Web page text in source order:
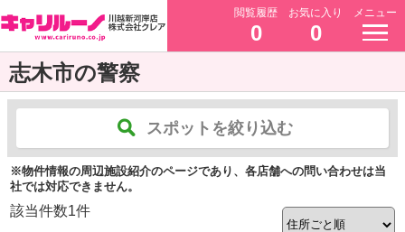
閲覧履歴
0
お気に入り
0
メニュー
志木市の警察
スポットを絞り込む
※物件情報の周辺施設紹介のページであり、各店舗への問い合わせは当
社では対応できません。
該当件数1件